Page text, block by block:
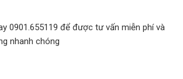
0901.655119 để được tư vấn miễn phí và
nhanh chóng